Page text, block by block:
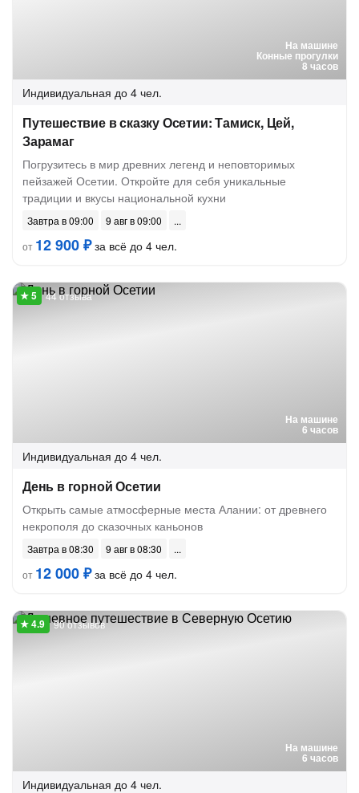
На машине
Конные прогулки
8 часов
Индивидуальная до 4 чел.
Путешествие в сказку Осетии: Тамиск, Цей,
Зарамаг
Погрузитесь в мир древних легенд и неповторимых
пейзажей Осетии. Откройте для себя уникальные
традиции и вкусы национальной кухни
Завтра в 09:00
9 авг в 09:00
от 12 900 ₽за всё до 4 чел.
На машине
6 часов
44 отзыва
Индивидуальная до 4 чел.
День в горной Осетии
Открыть самые атмосферные места Алании: от древнего
некрополя до сказочных каньонов
Завтра в 08:30
9 авг в 08:30
от 12 000 ₽за всё до 4 чел.
На машине
6 часов
90 отзывов
Индивидуальная до 4 чел.